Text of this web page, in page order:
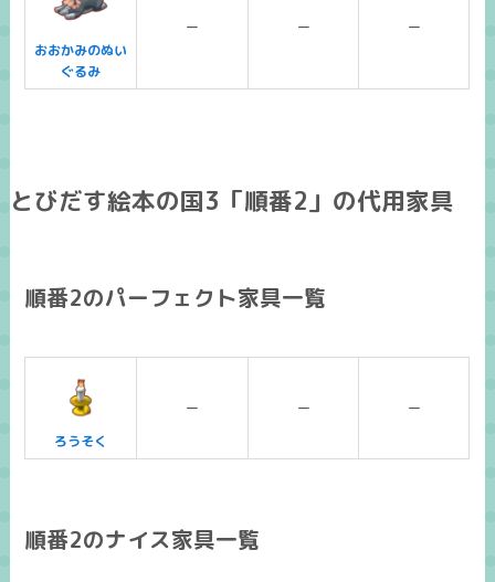
おおかみのぬい
ぐるみ
ー ー ー
とびだす絵本の国3「順番2」の代用家具
順番2のパーフェクト家具一覧
ろうそく
ー ー ー
順番2のナイス家具一覧